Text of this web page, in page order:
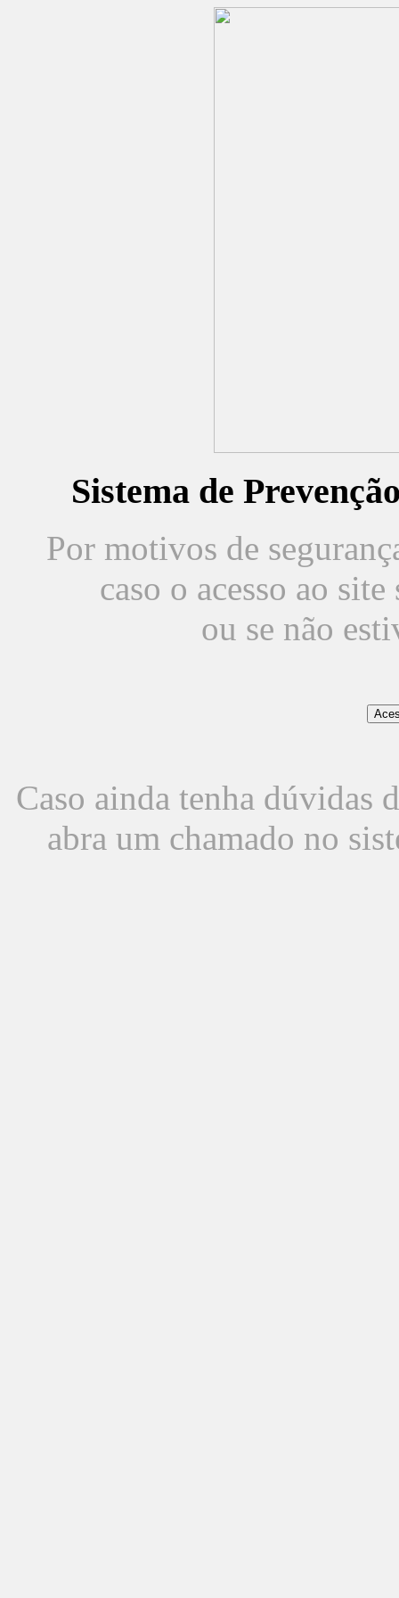
Sistema de
Por motivos de
caso o acesso ao
ou se não
Caso ainda tenha dúvidas
abra um chamado no